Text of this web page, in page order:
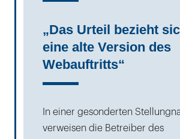
„Das Urteil bezieht
eine alte Version des
Webauftritts“
In einer gesonderten
verweisen die Betreiber des